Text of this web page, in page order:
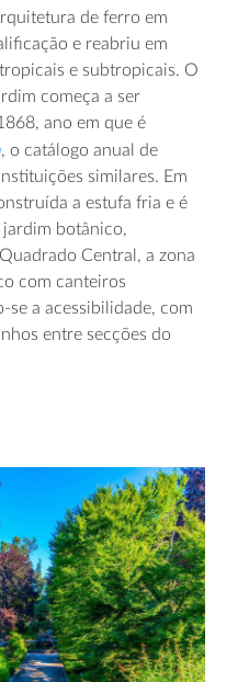
de ferro em
e reabriu em
e subtropicais. O
começa a ser
ano em que é
, o catálogo anual de
similares. Em
a estufa fria e é
botânico,
Central, a zona
com canteiros
se a acessibilidade, com
entre secções do